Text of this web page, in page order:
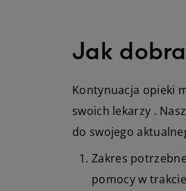
Jak
Kontynuacja opieki
swoich lekarzy .
do swojego
Zakres
pomocy w